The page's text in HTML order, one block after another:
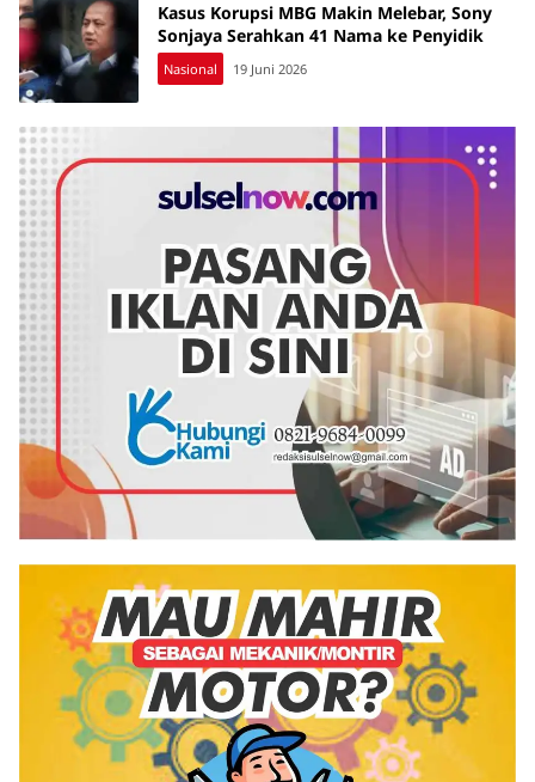
Kasus Korupsi MBG Makin Melebar, Sony
Sonjaya Serahkan 41 Nama ke Penyidik
Nasional 19 Juni 2026